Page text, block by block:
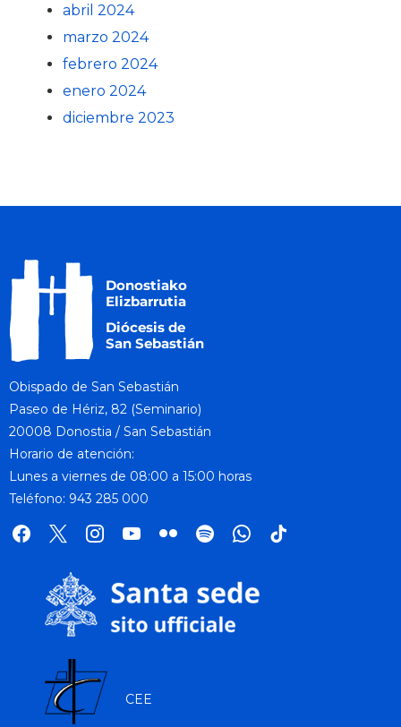
abril 2024
marzo 2024
febrero 2024
enero 2024
diciembre 2023
Obispado de San Sebastián
Paseo de Hériz, 82 (Seminario)
20008 Donostia / San Sebastián
Horario de atención:
Lunes a viernes de 08:00 a 15:00 horas
Teléfono: 943 285 000
facebook
x instagramyoutube
flickr spotifywhatsapp
tik
CEE